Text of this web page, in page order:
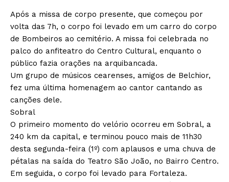
Após a missa de corpo presente, que começou por
volta das 7h, o corpo foi levado em um carro do corpo
de Bombeiros ao cemitério. A missa foi celebrada no
palco do anfiteatro do Centro Cultural, enquanto o
público fazia orações na arquibancada.
Um grupo de músicos cearenses, amigos de Belchior,
fez uma última homenagem ao cantor cantando as
canções dele.
Sobral
O primeiro momento do velório ocorreu em Sobral, a
240 km da capital, e terminou pouco mais de 11h30
desta segunda-feira (1º) com aplausos e uma chuva de
pétalas na saída do Teatro São João, no Bairro Centro.
Em seguida, o corpo foi levado para Fortaleza.